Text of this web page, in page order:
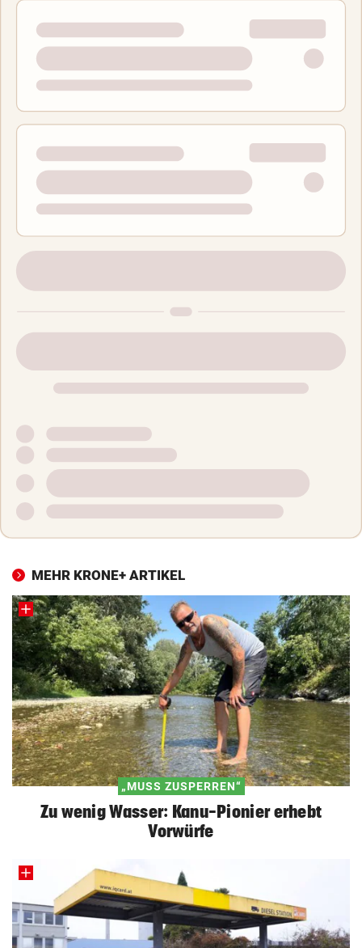
MEHR KRONE+ ARTIKEL
„MUSS ZUSPERREN“
Zu wenig Wasser: Kanu-Pionier erhebt
Vorwürfe